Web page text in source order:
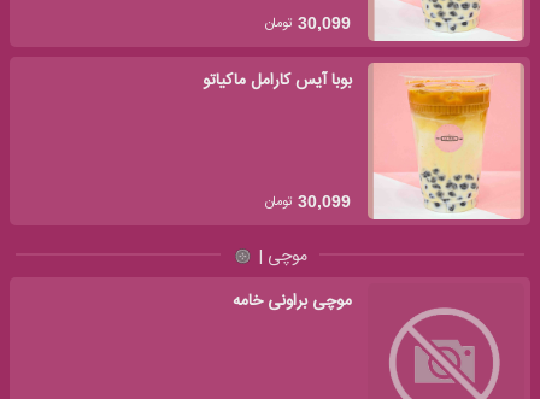
30,099 تومان
بوبا آیس کارامل ماکیاتو
30,099 تومان
موچی |
موچی براونی خامه